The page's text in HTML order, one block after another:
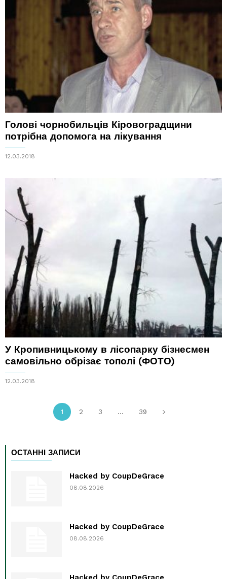
Голові чорнобильців Кіровоградщини
потрібна допомога на лікування
12.03.2018
У Кропивницькому в лісопарку бізнесмен
самовільно обрізає тополі (ФОТО)
12.03.2018
1 2 3 ... 39
ОСТАННІ ЗАПИСИ
Hacked by CoupDeGrace
08.08.2026
Hacked by CoupDeGrace
08.08.2026